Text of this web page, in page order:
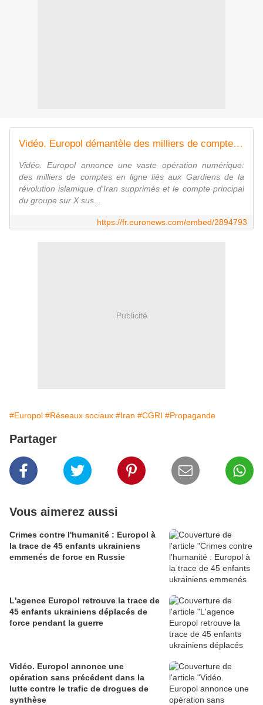
Vidéo. Europol démantèle des milliers de comptes du CGRI dans 19 pays
Vidéo. Europol annonce une vaste opération numérique:
des milliers de comptes en ligne liés aux Gardiens de la
révolution islamique d'Iran supprimés et le compte principal
du groupe sur X sus...
https://fr.euronews.com/embed/2894793
Publicité
#Europol #Réseaux sociaux #Iran #CGRI #Propagande
Partager
Vous aimerez aussi
Crimes contre l'humanité : Europol à
la trace de 45 enfants ukrainiens
emmenés de force en Russie
L'agence Europol retrouve la trace de
45 enfants ukrainiens déplacés de
force pendant la guerre
Vidéo. Europol annonce une
opération sans précédent dans la
lutte contre le trafic de drogues de
synthèse